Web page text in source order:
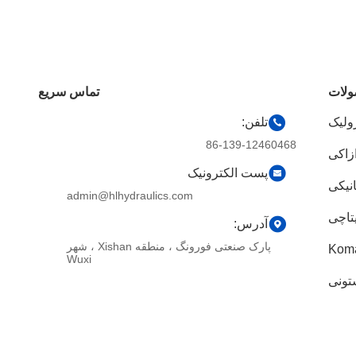
تماس سریع
تلفن:
86-139-12460468
پست الکترونیک
admin@hlhydraulics.com
آدرس:
پارک صنعتی فورونگ ، منطقه Xishan ، شهر
Wuxi